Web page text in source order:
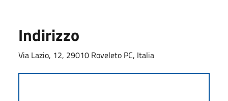
Indirizzo
Via Lazio, 12, 29010 Roveleto PC, Italia